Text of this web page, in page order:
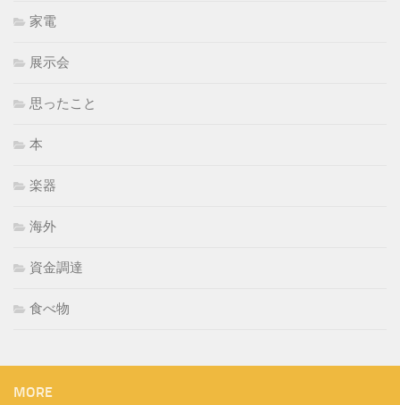
家電
展示会
思ったこと
本
楽器
海外
資金調達
食べ物
MORE